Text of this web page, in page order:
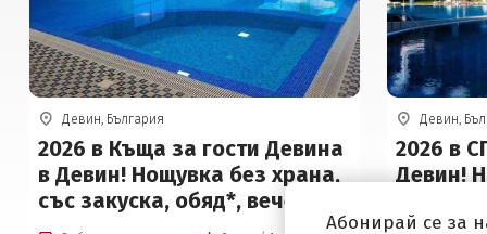
Девин, България
2026 в Къща за гости Девина
в Девин! Нощувка без храна,
със закуска, обяд*, вечеря* и
ползване на басейн и релакс
Девин,
2026 в
Девин!
Абонирай се за